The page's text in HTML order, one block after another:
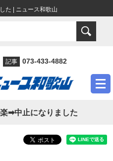
た | ニュース和歌山
記事 073-433-4882
➡中止になりました